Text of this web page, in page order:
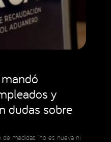
y
dudas sobre
medidas “no es nueva ni